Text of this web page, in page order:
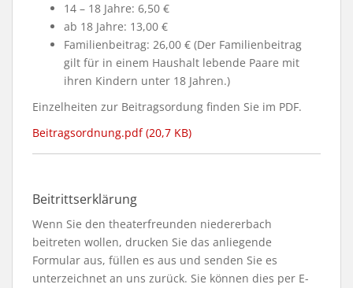
14 – 18 Jahre: 6,50 €
ab 18 Jahre: 13,00 €
Familienbeitrag: 26,00 € (Der Familienbeitrag
gilt für in einem Haushalt lebende Paare mit
ihren Kindern unter 18 Jahren.)
Einzelheiten zur Beitragsordung finden Sie im PDF.
Beitragsordnung.pdf (20,7 KB)
Beitrittserklärung
Wenn Sie den theaterfreunden niedererbach
beitreten wollen, drucken Sie das anliegende
Formular aus, füllen es aus und senden Sie es
unterzeichnet an uns zurück. Sie können dies per E-